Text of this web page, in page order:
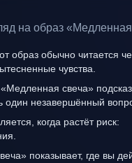
на образ
образ обычно читается
чувства.
свеча»
один незавершённый
когда растёт риск:
показывает, где вы